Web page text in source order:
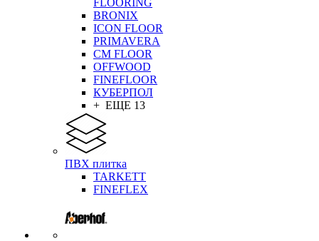
FLOORING
BRONIX
ICON FLOOR
PRIMAVERA
CM FLOOR
OFFWOOD
FINEFLOOR
КУБЕРПОЛ
+ ЕЩЕ 13
ПВХ плитка
TARKETT
FINEFLEX